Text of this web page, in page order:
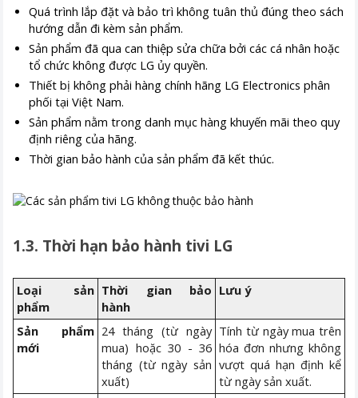
Quá trình lắp đặt và bảo trì không tuân thủ đúng theo sách
hướng dẫn đi kèm sản phẩm.
Sản phẩm đã qua can thiệp sửa chữa bởi các cá nhân hoặc
tổ chức không được LG ủy quyền.
Thiết bị không phải hàng chính hãng LG Electronics phân
phối tại Việt Nam.
Sản phẩm nằm trong danh mục hàng khuyến mãi theo quy
định riêng của hãng.
Thời gian bảo hành của sản phẩm đã kết thúc.
1.3. Thời hạn bảo hành tivi LG
Loại sản
phẩm
Thời gian bảo
hành
Lưu ý
Sản phẩm
mới
24 tháng (từ ngày
mua) hoặc 30 - 36
tháng (từ ngày sản
xuất)
Tính từ ngày mua trên
hóa đơn nhưng không
vượt quá hạn định kể
từ ngày sản xuất.